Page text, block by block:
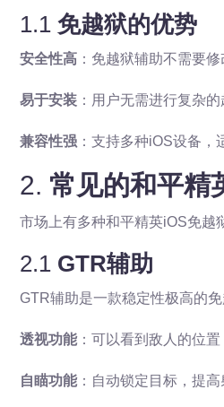
1.1 免越狱的优势
安全性高 ：免越狱辅助不需要
易于安装 ：用户无需进行复杂
兼容性强 ：支持多种iOS设备，
2. 常见的和平精
市场上有多种和平精英iOS免越
2.1 GTR辅助
GTR辅助是一款稳定性极高的
透视功能：可以看到敌人的位置
自瞄功能：自动锁定目标，提高